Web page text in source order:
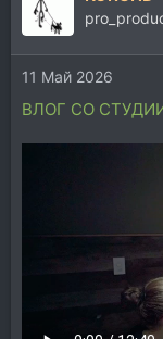
11 Май 2026
ВЛОГ СО СТУДИИ